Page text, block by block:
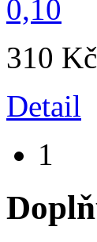
310 Kč
Detail
1